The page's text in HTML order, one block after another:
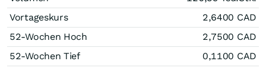
Vortageskurs
2,6400 CAD
52-Wochen Hoch
2,7500 CAD
52-Wochen Tief
0,1100 CAD